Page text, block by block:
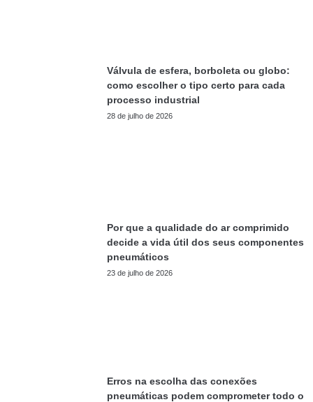
Válvula de esfera, borboleta ou globo:
como escolher o tipo certo para cada
processo industrial
28 de julho de 2026
Por que a qualidade do ar comprimido
decide a vida útil dos seus componentes
pneumáticos
23 de julho de 2026
Erros na escolha das conexões
pneumáticas podem comprometer todo o